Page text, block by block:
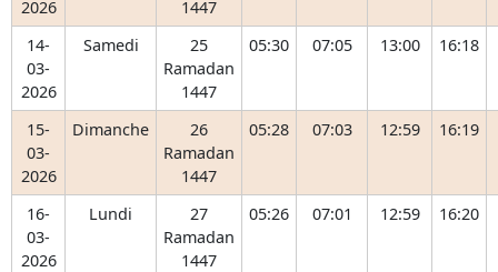
2026
1447
14-
03-
2026
Samedi
25
Ramadan
1447
05:30 07:05 13:00 16:18
15-
03-
2026
Dimanche
26
Ramadan
1447
05:28 07:03 12:59 16:19
16-
03-
2026
Lundi
27
Ramadan
1447
05:26 07:01 12:59 16:20